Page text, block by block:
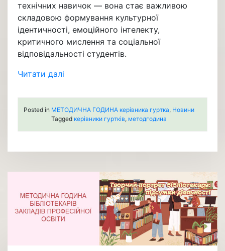
технічних навичок — вона стає важливою
складовою формування культурної
ідентичності, емоційного інтелекту,
критичного мислення та соціальної
відповідальності студентів.
Читати далі
Posted in МЕТОДИЧНА ГОДИНА керівника гуртка, Новини
Tagged керівники гуртків, методгодина